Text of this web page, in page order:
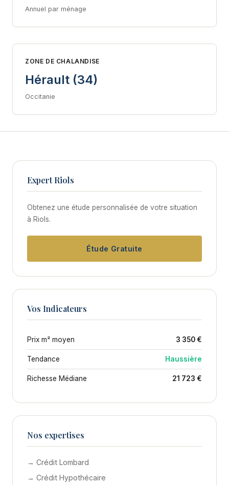
Annuel par ménage
ZONE DE CHALANDISE
Hérault (34)
Occitanie
Expert Riols
Obtenez une étude personnalisée de votre situation
à Riols.
Étude Gratuite
Vos Indicateurs
Prix m² moyen 3 350 €
Tendance Haussière
Richesse Médiane 21 723 €
Nos expertises
→ Crédit Lombard
→ Crédit Hypothécaire